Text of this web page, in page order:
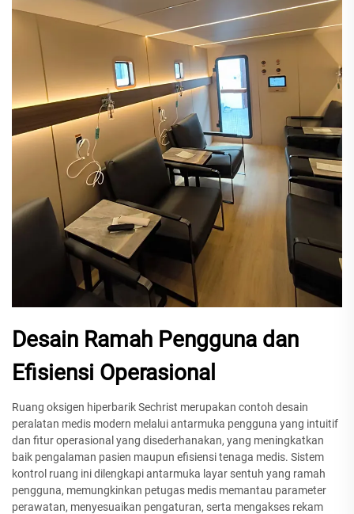
Desain Ramah Pengguna dan
Efisiensi Operasional
Ruang oksigen hiperbarik Sechrist merupakan contoh desain
peralatan medis modern melalui antarmuka pengguna yang intuitif
dan fitur operasional yang disederhanakan, yang meningkatkan
baik pengalaman pasien maupun efisiensi tenaga medis. Sistem
kontrol ruang ini dilengkapi antarmuka layar sentuh yang ramah
pengguna, memungkinkan petugas medis memantau parameter
perawatan, menyesuaikan pengaturan, serta mengakses rekam